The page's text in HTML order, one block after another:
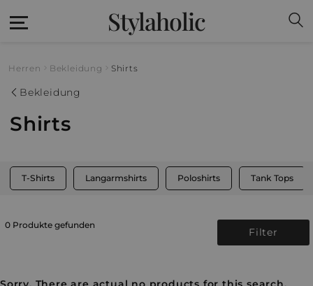
Stylaholic
Herren Bekleidung Shirts
Bekleidung
Shirts
T-Shirts Langarmshirts Poloshirts Tank Tops
0 Produkte gefunden
Filter